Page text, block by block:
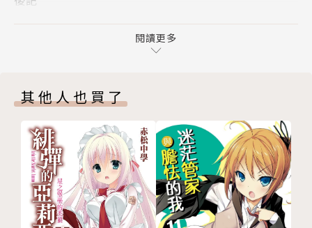
閱讀更多
其他人也買了